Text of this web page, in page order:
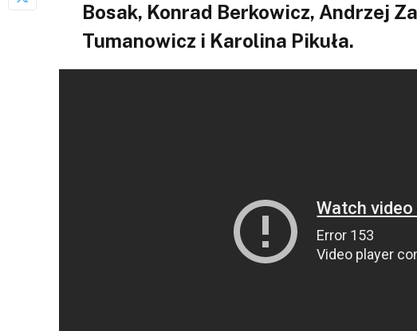
Bosak, Konrad Berkowicz, Andrzej
Tumanowicz i Karolina Pikuła.